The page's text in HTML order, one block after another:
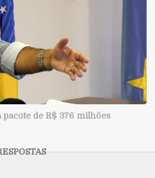
de R$ 376 milhões